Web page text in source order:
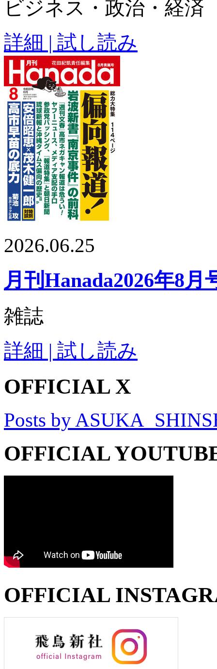
ビジネス・政治・経済
詳細 | 試し読み
2026.06.25
月刊Hanada2026年8月
雑誌
詳細 | 試し読み
OFFICIAL X
Posts by
OFFICIAL
OFFICIAL